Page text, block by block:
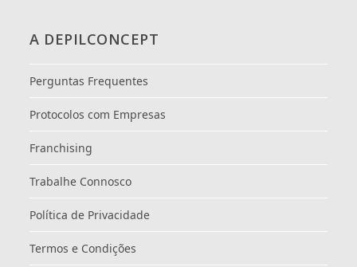
A DEPILCONCEPT
Perguntas Frequentes
Protocolos com Empresas
Franchising
Trabalhe Connosco
Política de Privacidade
Termos e Condições